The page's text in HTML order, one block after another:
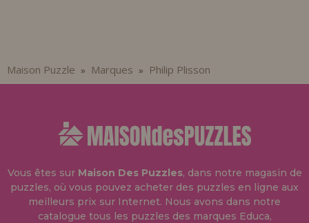
Maison Puzzle » Marques » Philip Plisson
Vous êtes sur Maison Des Puzzles, dans notre magasin de
puzzles, où vous pouvez acheter des puzzles en ligne aux
meilleurs prix sur Internet. Nous avons dans notre
catalogue tous les puzzles des marques Educa,